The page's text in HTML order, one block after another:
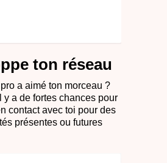
ton réseau
a aimé ton morceau ?
y a de fortes chances pour
contact avec toi pour des
présentes ou futures